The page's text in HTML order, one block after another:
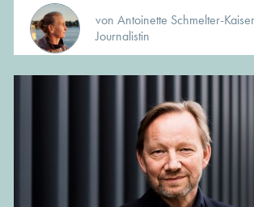
von Antoinette Schmelter-
Journalistin